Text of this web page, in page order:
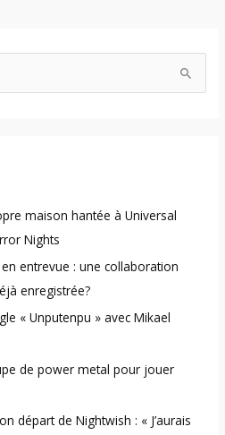
maison hantée à Universal
Nights
entrevue : une collaboration
enregistrée?
« Unputenpu » avec Mikael
de power metal pour jouer
départ de Nightwish : « J’aurais